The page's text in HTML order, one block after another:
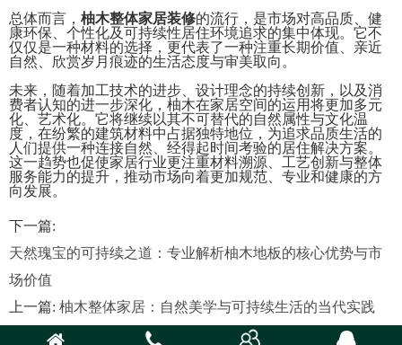
总体而言， 柚木整体家居装修的流行，是市场对高品质、健
康环保、个性化及可持续性居住环境追求的集中体现。它不
仅仅是一种材料的选择，更代表了一种注重长期价值、亲近
自然、欣赏岁月痕迹的生活态度与审美取向。
未来，随着加工技术的进步、设计理念的持续创新，以及消
费者认知的进一步深化，柚木在家居空间的运用将更加多元
化、艺术化。它将继续以其不可替代的自然属性与文化温
度，在纷繁的建筑材料中占据独特地位，为追求品质生活的
人们提供一种连接自然、经得起时间考验的居住解决方案。
这一趋势也促使家居行业更注重材料溯源、工艺创新与整体
服务能力的提升，推动市场向着更加规范、专业和健康的方
向发展。
下一篇:
天然瑰宝的可持续之道：专业解析柚木地板的核心优势与市
场价值
上一篇: 柚木整体家居：自然美学与可持续生活的当代实践